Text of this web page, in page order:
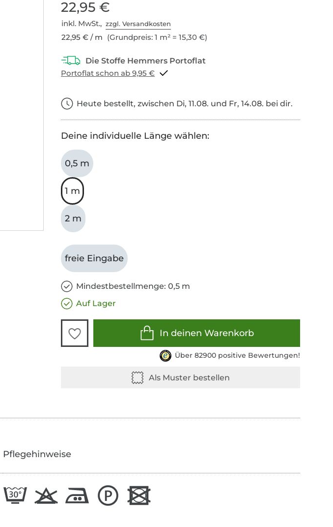
22,95 €
inkl. MwSt.,zzgl. Versandkosten
22,95 € / m (Grundpreis: 1 m² = 15,30 €)
Portoflat schon ab 9,95 €
Heute bestellt, zwischen Di, 11.08. und Fr, 14.08. bei dir.
Deine individuelle Länge wählen:
0,5 m
1 m
2 m
freie Eingabe
Mindestbestellmenge: 0,5 m
Auf Lager
In deinen Warenkorb
Über 82900 positive Bewertungen!
Pflegehinweise